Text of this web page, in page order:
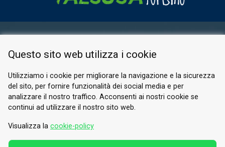
PRIVACY POLICY
© 2026 Valle di Susa
Tesori di Arte e Cultura Alpina
Tel.
Email.info@vallesusa-tesori.it
Questo sito web utilizza i cookie
Utilizziamo i cookie per migliorare la navigazione e la sicurezza
del sito, per fornire funzionalità dei social media e per
analizzare il nostro traffico. Acconsenti ai nostri cookie se
continui ad utilizzare il nostro sito web.
Visualizza la cookie-policy